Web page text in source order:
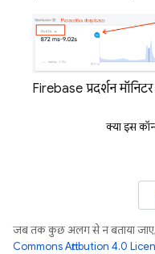
Firebase प्रदर्शन
क्या इस
जब तक कुछ अलग से न बताया जाए,
Commons Attribution 4.0